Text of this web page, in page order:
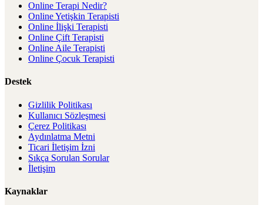
Online Terapi Nedir?
Online Yetişkin Terapisti
Online İlişki Terapisti
Online Çift Terapisti
Online Aile Terapisti
Online Çocuk Terapisti
Destek
Gizlilik Politikası
Kullanıcı Sözleşmesi
Çerez Politikası
Aydınlatma Metni
Ticari İletişim İzni
Sıkça Sorulan Sorular
İletişim
Kaynaklar